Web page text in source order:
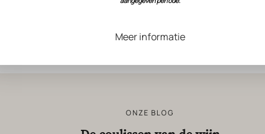
Meer informatie
ONZE BLOG